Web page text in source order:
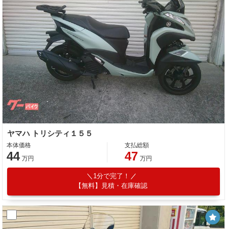
ヤマハ トリシティ１５５
本体価格
44 万円
支払総額
47 万円
1分で完了！
【無料】見積・在庫確認